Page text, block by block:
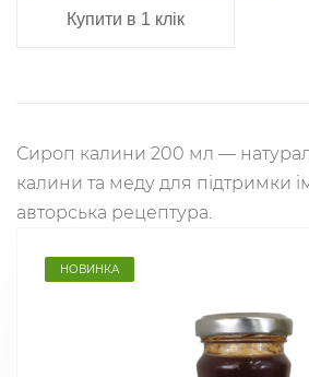
Купити в 1 клік
Сироп калини 200 мл —
калини та меду для підтримки
авторська рецептура.
НОВИНКА